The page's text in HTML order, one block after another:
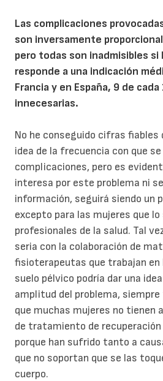
Las complicaciones
son inversamente
pero todas son inadmisibles si
responde a una indicación
Francia y en España, 9 de
innecesarias.
No he conseguido cifras fiables
idea de la frecuencia con que
complicaciones, pero es
interesa por este problema ni
información, seguirá siendo un
excepto para las mujeres que
profesionales de la salud. Tal
seria con la colaboración de
fisioterapeutas que trabajan en
suelo pélvico podría dar una
amplitud del problema,
que muchas mujeres no tienen
de tratamiento de recuperación
porque han sufrido tanto a
que no soportan que se las
cuerpo.